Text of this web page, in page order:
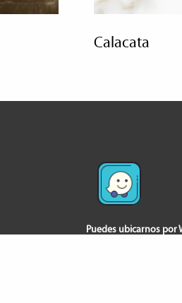
calacata
Puedes ubicarnos por